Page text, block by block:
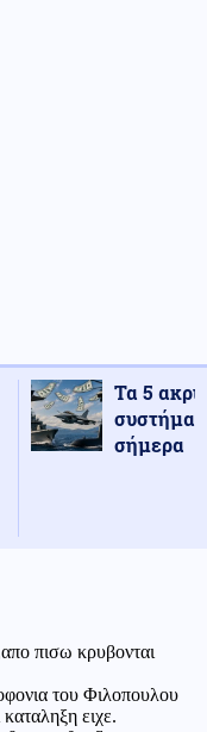
Τα 5
σήμερα